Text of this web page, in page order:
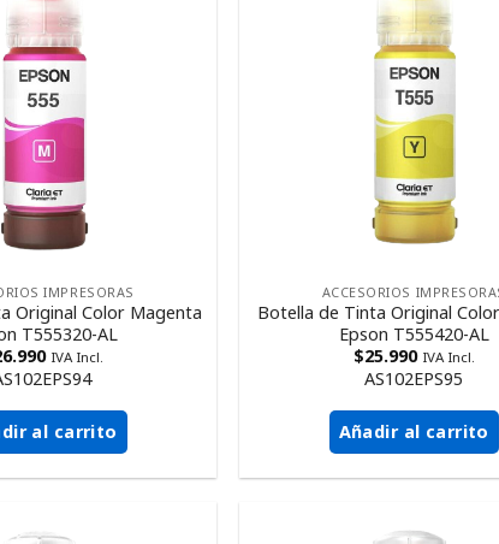
IMPRESORAS
Original Color Magenta
T555320-AL
IVA Incl.
al carrito
ACCESORIOS
Botella de Tinta Original
Epson T555420-AL
$25.990 IVA Incl.
AS102EPS95
Añadir al carrito